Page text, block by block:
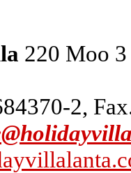
220 Moo
2,